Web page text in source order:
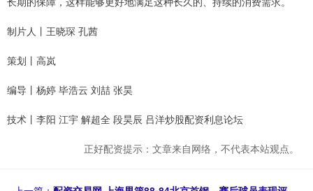
制片人丨王晓琛 孔茜
策划丨高岚
编导丨杨婷 毕浩云 刘喆 张昊
技术丨李阳 江宇 解超全 段昊辰 吕洋炒股配资利息论坛
正好配资提示：文章来自网络，不代表本站观点。